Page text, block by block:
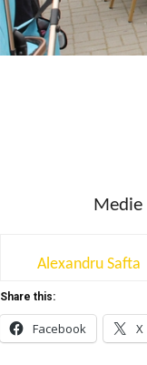
Medie
Alexandru Safta
Share this:
Facebook X